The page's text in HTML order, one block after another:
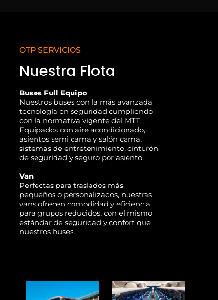
OTP SERVICIOS
Nuestra Flota
Buses Full Equipo
Nuestros buses con la más avanzada
tecnología en seguridad cumpliendo
con la normativa vigente del MTT.
Equipados con aire acondicionado,
asientos semi cama y salón cama,
sistemas de entretenimiento, cinturón
de seguridad y seguro por asiento.
Van
Perfectas para traslados más
pequeños o personalizados, nuestras
vans ofrecen comodidad y eficiencia
para grupos reducidos, con el mismo
estándar de seguridad y confort que
nuestros buses.